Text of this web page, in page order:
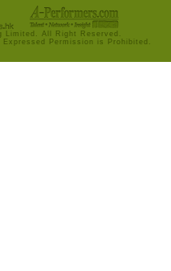
Limited. All Right Reserved.
Permission is Prohibited.